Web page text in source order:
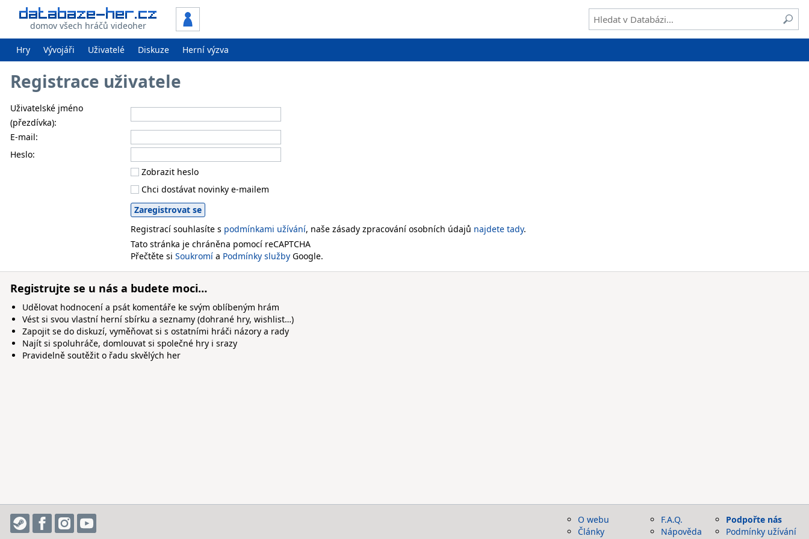
domov všech hráčů videoher
Hry Vývojáři Uživatelé Diskuze Herní výzva
Registrace uživatele
Uživatelské jméno
(přezdívka):
E-mail:
Heslo:
Zobrazit heslo
Chci dostávat novinky e-mailem
Registrací souhlasíte s podmínkami užívání, naše zásady zpracování osobních údajů najdete tady.
Tato stránka je chráněna pomocí reCAPTCHA
Přečtěte si Soukromí a Podmínky služby Google.
Registrujte se u nás a budete moci…
Udělovat hodnocení a psát komentáře ke svým oblíbeným hrám
Vést si svou vlastní herní sbírku a seznamy (dohrané hry, wishlist…)
Zapojit se do diskuzí, vyměňovat si s ostatními hráči názory a rady
Najít si spoluhráče, domlouvat si společné hry i srazy
Pravidelně soutěžit o řadu skvělých her
O webu
Články
F.A.Q.
Nápověda
Podpořte nás
Podmínky užívání